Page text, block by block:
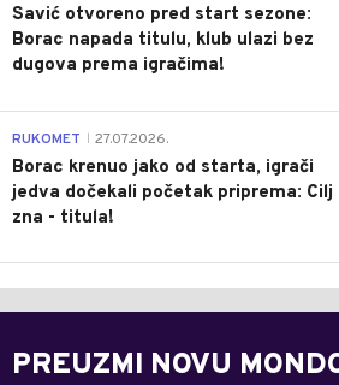
Savić otvoreno pred start sezone:
Borac napada titulu, klub ulazi bez
dugova prema igračima!
RUKOMET 27.07.2026.
Borac krenuo jako od starta, igrači
jedva dočekali početak priprema: Cilj
zna - titula!
PREUZMI NOVU